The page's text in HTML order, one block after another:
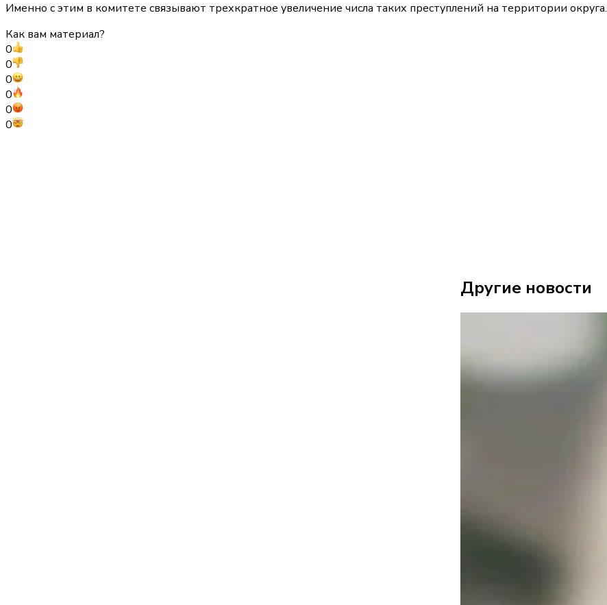
Именно с этим в комитете связывают трехкратное увеличение числа таких преступлений на территории округа.
Как вам материал?
0
0
0
0
0
0
Другие новости